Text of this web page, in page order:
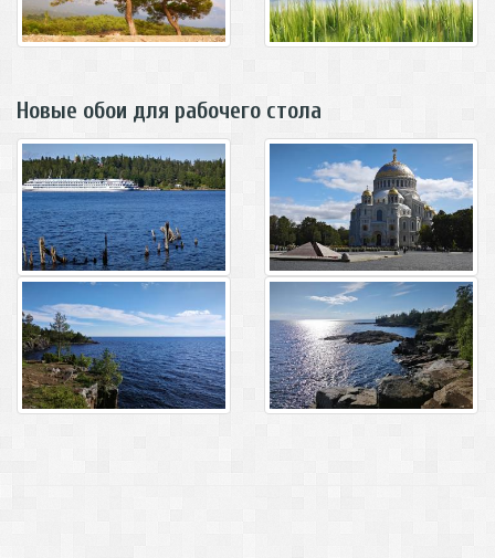
Новые обои для рабочего стола